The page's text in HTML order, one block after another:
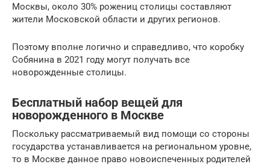
Москвы, около 30% рожениц столицы составляют
жители Московской области и других регионов.
Поэтому вполне логично и справедливо, что коробку
Собянина в 2021 году могут получать все
новорожденные столицы.
Бесплатный набор вещей для
новорожденного в Москве
Поскольку рассматриваемый вид помощи со стороны
государства устанавливается на региональном уровне,
то в Москве данное право новоиспеченных родителей